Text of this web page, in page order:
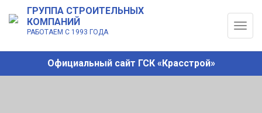
Официальный сайт ГСК «Красстрой»
ГРУППА СТРОИТЕЛЬНЫХ
КОМПАНИЙ
РАБОТАЕМ С 1993 ГОДА